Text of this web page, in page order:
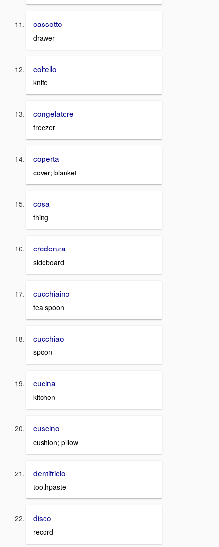
cassetto
drawer
coltello
knife
congelatore
freezer
coperta
cover; blanket
cosa
thing
credenza
sideboard
cucchiaino
tea spoon
cucchiao
spoon
cucina
kitchen
cuscino
cushion; pillow
dentifricio
toothpaste
disco
record